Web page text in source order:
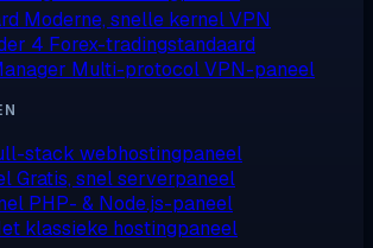
Moderne, snelle kernel VPN
4 Forex-tradingstandaard
Multi-protocol VPN-paneel
stack webhostingpaneel
Gratis, snel serverpaneel
PHP- & Node.js-paneel
klassieke hostingpaneel